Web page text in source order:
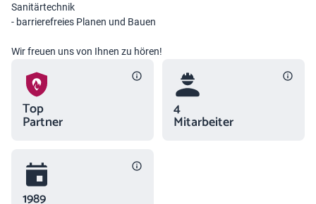
Sanitärtechnik
- barrierefreies Planen und Bauen
Wir freuen uns von Ihnen zu hören!
Top
Partner
4
Mitarbeiter
1989